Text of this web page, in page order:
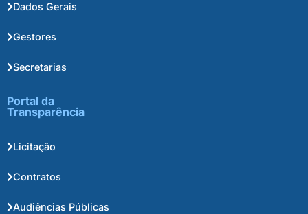
Dados Gerais
Gestores
Secretarias
Portal da
Transparência
Licitação
Contratos
Audiências Públicas